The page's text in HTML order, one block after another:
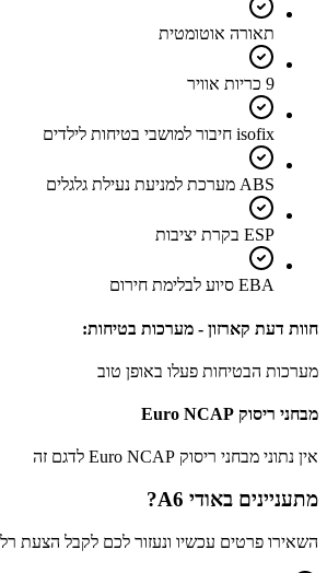
תאורה אוטומטית
9 כריות אוויר
isofix חיבור למושבי בטיחות לילדים
ABS מערכת למניעת נעילת גלגלים
ESP בקרת יציבות
EBA סיוע לבלימת חירום
חוות דעת קארזון - מערכות בטיחות:
מערכות הבטיחות פעלו באופן טוב
מבחני ריסוק Euro NCAP
אין נתוני מבחני ריסוק Euro NCAP לדגם זה
מתעניינים באודי A6 ?
השאירו פרטים עכשיו ונעזור לכם לקבל הצעת